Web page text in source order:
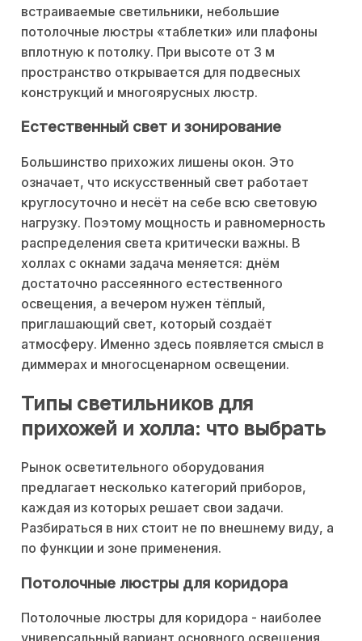
встраиваемые светильники, небольшие
потолочные люстры «таблетки» или плафоны
вплотную к потолку. При высоте от 3 м
пространство открывается для подвесных
конструкций и многоярусных люстр.
Естественный свет и зонирование
Большинство прихожих лишены окон. Это
означает, что искусственный свет работает
круглосуточно и несёт на себе всю световую
нагрузку. Поэтому мощность и равномерность
распределения света критически важны. В
холлах с окнами задача меняется: днём
достаточно рассеянного естественного
освещения, а вечером нужен тёплый,
приглашающий свет, который создаёт
атмосферу. Именно здесь появляется смысл в
диммерах и многосценарном освещении.
Типы светильников для
прихожей и холла: что выбрать
Рынок осветительного оборудования
предлагает несколько категорий приборов,
каждая из которых решает свои задачи.
Разбираться в них стоит не по внешнему виду, а
по функции и зоне применения.
Потолочные люстры для коридора
Потолочные люстры для коридора - наиболее